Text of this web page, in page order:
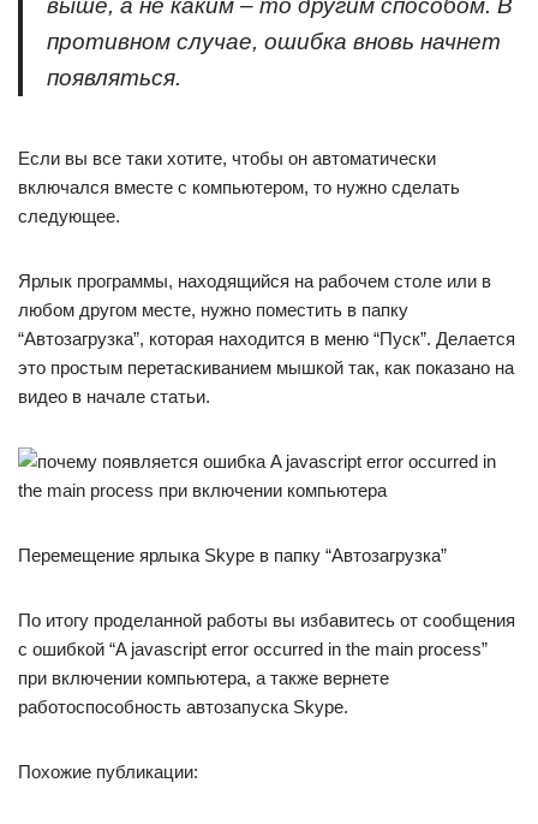
противном случае, ошибка вновь начнет
появляться.
Если вы все таки хотите, чтобы он автоматически
включался вместе с компьютером, то нужно сделать
следующее.
Ярлык программы, находящийся на рабочем столе или в
любом другом месте, нужно поместить в папку
“Автозагрузка”, которая находится в меню “Пуск”. Делается
это простым перетаскиванием мышкой так, как показано на
видео в начале статьи.
Перемещение ярлыка Skype в папку “Автозагрузка”
По итогу проделанной работы вы избавитесь от сообщения
с ошибкой “A javascript error occurred in the main process”
при включении компьютера, а также вернете
работоспособность автозапуска Skype.
Похожие публикации: